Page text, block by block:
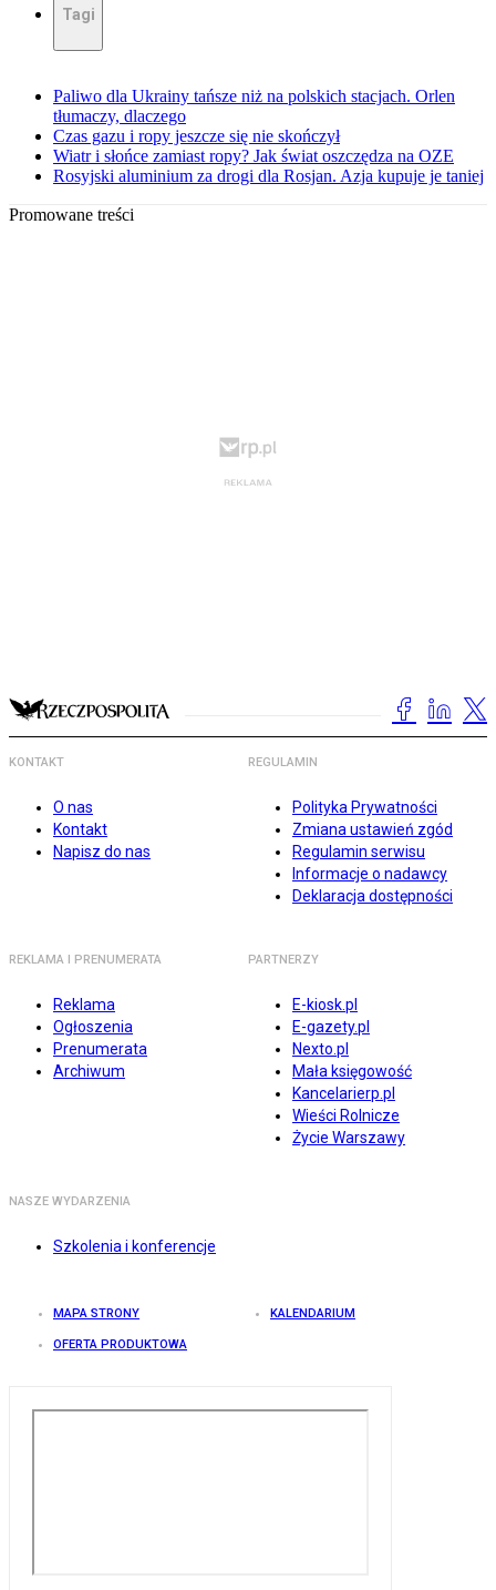
Tagi
Paliwo dla Ukrainy tańsze niż na polskich stacjach. Orlen
tłumaczy, dlaczego
Czas gazu i ropy jeszcze się nie skończył
Wiatr i słońce zamiast ropy? Jak świat oszczędza na OZE
Rosyjski aluminium za drogi dla Rosjan. Azja kupuje je taniej
Promowane treści
KONTAKT
O nas
Kontakt
Napisz do nas
REGULAMIN
Polityka Prywatności
Zmiana ustawień zgód
Regulamin serwisu
Informacje o nadawcy
Deklaracja dostępności
REKLAMA I PRENUMERATA
Reklama
Ogłoszenia
Prenumerata
Archiwum
PARTNERZY
E-kiosk.pl
E-gazety.pl
Nexto.pl
Mała księgowość
Kancelarierp.pl
Wieści Rolnicze
Życie Warszawy
NASZE WYDARZENIA
Szkolenia i konferencje
MAPA STRONY KALENDARIUM
OFERTA PRODUKTOWA